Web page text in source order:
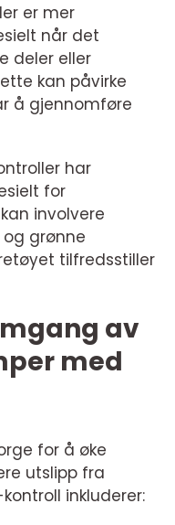
er mer
når det
deler eller
kan påvirke
å gjennomføre
har
for
involvere
grønne
tilfredsstiller
av
med
for å øke
utslipp fra
inkluderer: